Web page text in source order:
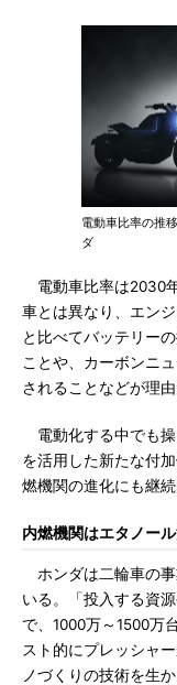
電動車比率の推
ダ
電動車比率は2030
車とは異なり、エン
と比べてバッテリー
ことや、カーボンニ
されることなどが理由
電動化する中でも操
を活用した新たな付
燃機関の進化にも継
内燃機関はエタノー
ホンダは二輪車の事
いる。「投入する資
で、1000万～1500万
スト的にプレッシャ
ノづくりの技術を生